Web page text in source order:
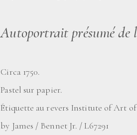
Autoportrait présumé de
Circa 1750.
Pastel sur papier.
Étiquette au revers Institute of Art
by James / Bennet Jr. / L67291